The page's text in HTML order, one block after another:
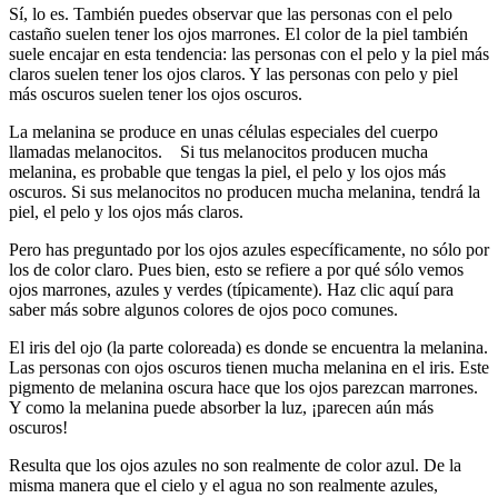
Sí, lo es. También puedes observar que las personas con el pelo
castaño suelen tener los ojos marrones. El color de la piel también
suele encajar en esta tendencia: las personas con el pelo y la piel más
claros suelen tener los ojos claros. Y las personas con pelo y piel
más oscuros suelen tener los ojos oscuros.
La melanina se produce en unas células especiales del cuerpo
llamadas melanocitos. Si tus melanocitos producen mucha
melanina, es probable que tengas la piel, el pelo y los ojos más
oscuros. Si sus melanocitos no producen mucha melanina, tendrá la
piel, el pelo y los ojos más claros.
Pero has preguntado por los ojos azules específicamente, no sólo por
los de color claro. Pues bien, esto se refiere a por qué sólo vemos
ojos marrones, azules y verdes (típicamente). Haz clic aquí para
saber más sobre algunos colores de ojos poco comunes.
El iris del ojo (la parte coloreada) es donde se encuentra la melanina.
Las personas con ojos oscuros tienen mucha melanina en el iris. Este
pigmento de melanina oscura hace que los ojos parezcan marrones.
Y como la melanina puede absorber la luz, ¡parecen aún más
oscuros!
Resulta que los ojos azules no son realmente de color azul. De la
misma manera que el cielo y el agua no son realmente azules,